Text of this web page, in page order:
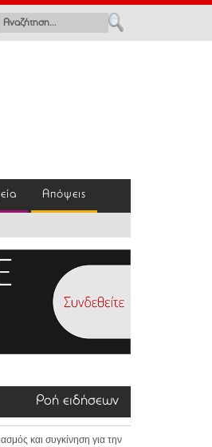
Απόψεις
Ροή ειδήσεων
και συγκίνηση για την